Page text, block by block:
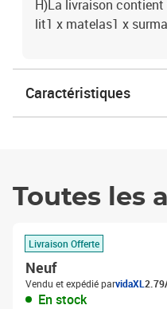
H)La livraison
lit1 x matelas1 x
Caractéristiques
Toutes les
Livraison Offerte
Neuf
Vendu et expédié parvidaXL
En stock